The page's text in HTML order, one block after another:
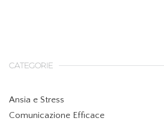
CATEGORIE
Ansia e Stress
Comunicazione Efficace